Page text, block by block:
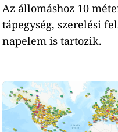
Az állomáshoz 10
tápegység, szerelési
napelem is tartozik.